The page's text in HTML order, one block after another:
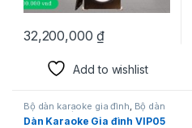
32,200,000₫
Add to wishlist
Bộ dàn karaoke gia đình, Bộ dàn
karaoke siêu hot
Dàn Karaoke Gia đình VIP05